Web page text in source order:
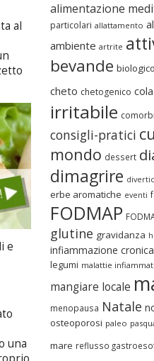
al
e
una
alimentazione
particolari allattamento
ambiente artrite
bevande biologico
cheto chetogenico
irritabile
consigli-pratici
mondo dessert
dimagrire
erbe aromatiche eventi
FODMAP
glutine gravidanza
infiammazione cronica
legumi malattie
mangiare locale
menopausa Natale
osteoporosi paleo
mare reflusso